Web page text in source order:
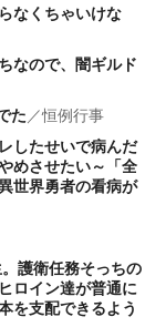
なくちゃいけな
なので、闇ギルド
た／恒例行事
したせいで病んだ
めさせたい～「全
世界勇者の看病が
護衛任務そっちの
ロイン達が普通に
を支配できるよう